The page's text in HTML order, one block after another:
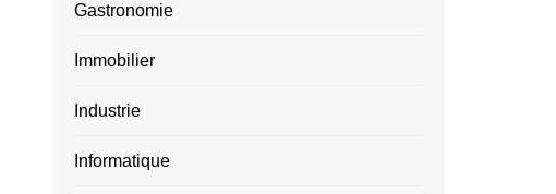
Gastronomie
Immobilier
Industrie
Informatique